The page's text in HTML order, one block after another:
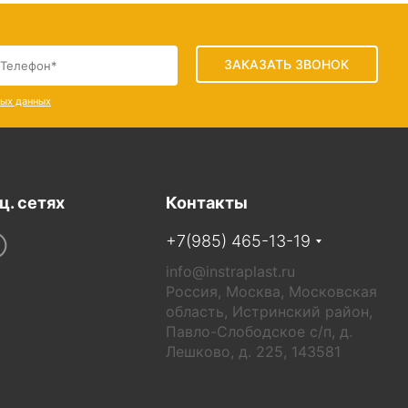
ЗАКАЗАТЬ ЗВОНОК
данных
сетях
Контакты
+7(985) 465-13-19
info@instraplast.ru
Россия, Москва, Московская
область, Истринский район,
Павло-Слободское с/п, д.
Лешково, д. 225, 143581